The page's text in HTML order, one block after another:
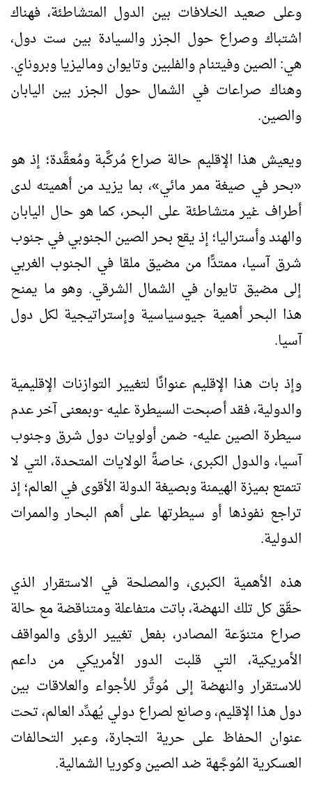
وعلى صعيد الخلافات بين الدول المتشاطئة، فهناك
اشتباك وصراع حول الجزر والسيادة بين ست دول،
هي: الصين وفيتنام والفلبين وتايوان وماليزيا وبروناي.
وهناك صراعات في الشمال حول الجزر بين اليابان
والصين.
ويعيش هذا الإقليم حالة صراع مُركَّبة ومُعقَّدة؛ إذ هو
«بحر في صيغة ممر مائي»، بما يزيد من أهميته لدى
أطراف غير متشاطئة على البحر، كما هو حال اليابان
والهند وأستراليا؛ إذ يقع بحر الصين الجنوبي في جنوب
شرق آسيا، ممتدًّا من مضيق ملقا في الجنوب الغربي
إلى مضيق تايوان في الشمال الشرقي. وهو ما يمنح
هذا البحر أهمية جيوسياسية وإستراتيجية لكل دول
آسيا.
وإذ بات هذا الإقليم عنوانًا لتغيير التوازنات الإقليمية
والدولية، فقد أصبحت السيطرة عليه -وبمعنى آخر عدم
سيطرة الصين عليه- ضمن أولويات دول شرق وجنوب
آسيا، والدول الكبرى، خاصةً الولايات المتحدة، التي لا
تتمتع بميزة الهيمنة وبصيغة الدولة الأقوى في العالم؛ إذ
تراجع نفوذها أو سيطرتها على أهم البحار والممرات
الدولية.
هذه الأهمية الكبرى، والمصلحة في الاستقرار الذي
حقّق كل تلك النهضة، باتت متفاعلة ومتناقضة مع حالة
صراع متنوّعة المصادر، بفعل تغيير الرؤى والمواقف
الأمريكية، التي قلبت الدور الأمريكي من داعم
للاستقرار والنهضة إلى مُوتِّر للأجواء والعلاقات بين
دول هذا الإقليم، وصانع لصراع دولي يُهدِّد العالم، تحت
عنوان الحفاظ على حرية التجارة، وعبر التحالفات
العسكرية المُوجَّهة ضد الصين وكوريا الشمالية.